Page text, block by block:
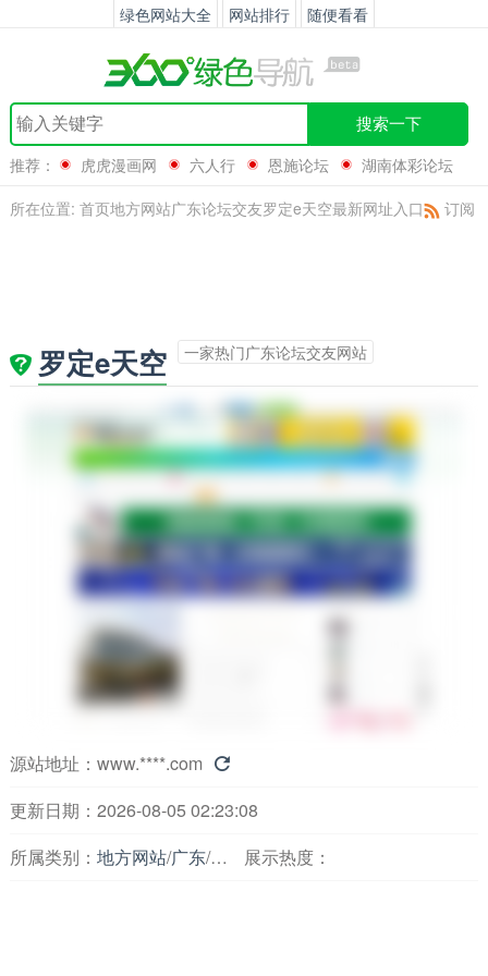
绿色网站大全 网站排行 随便看看
搜索一下
推荐： 虎虎漫画网 六人行 恩施论坛
湖南体彩论坛
所在位置: 首页地方网站广东论坛交友罗定e天空最新网址入口 订阅
罗定e天空 一家热门广东论坛交友网站
源站地址： www.****.com 
更新日期：2026-08-05 02:23:08
所属类别： 地方网站/广东/论坛交友展示热度：